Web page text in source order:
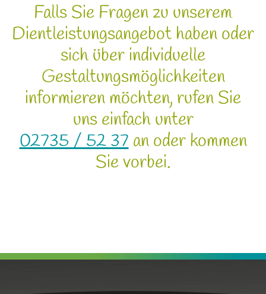
Falls Sie Fragen zu unserem
Dientleistungsangebot haben oder
sich über individuelle
Gestaltungsmöglichkeiten
informieren möchten, rufen Sie
uns einfach unter
02735 / 52 37an oder kommen
Sie vorbei.